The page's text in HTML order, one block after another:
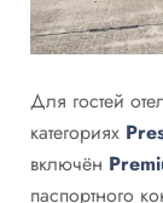
Для гостей
категориях
включён
паспортного